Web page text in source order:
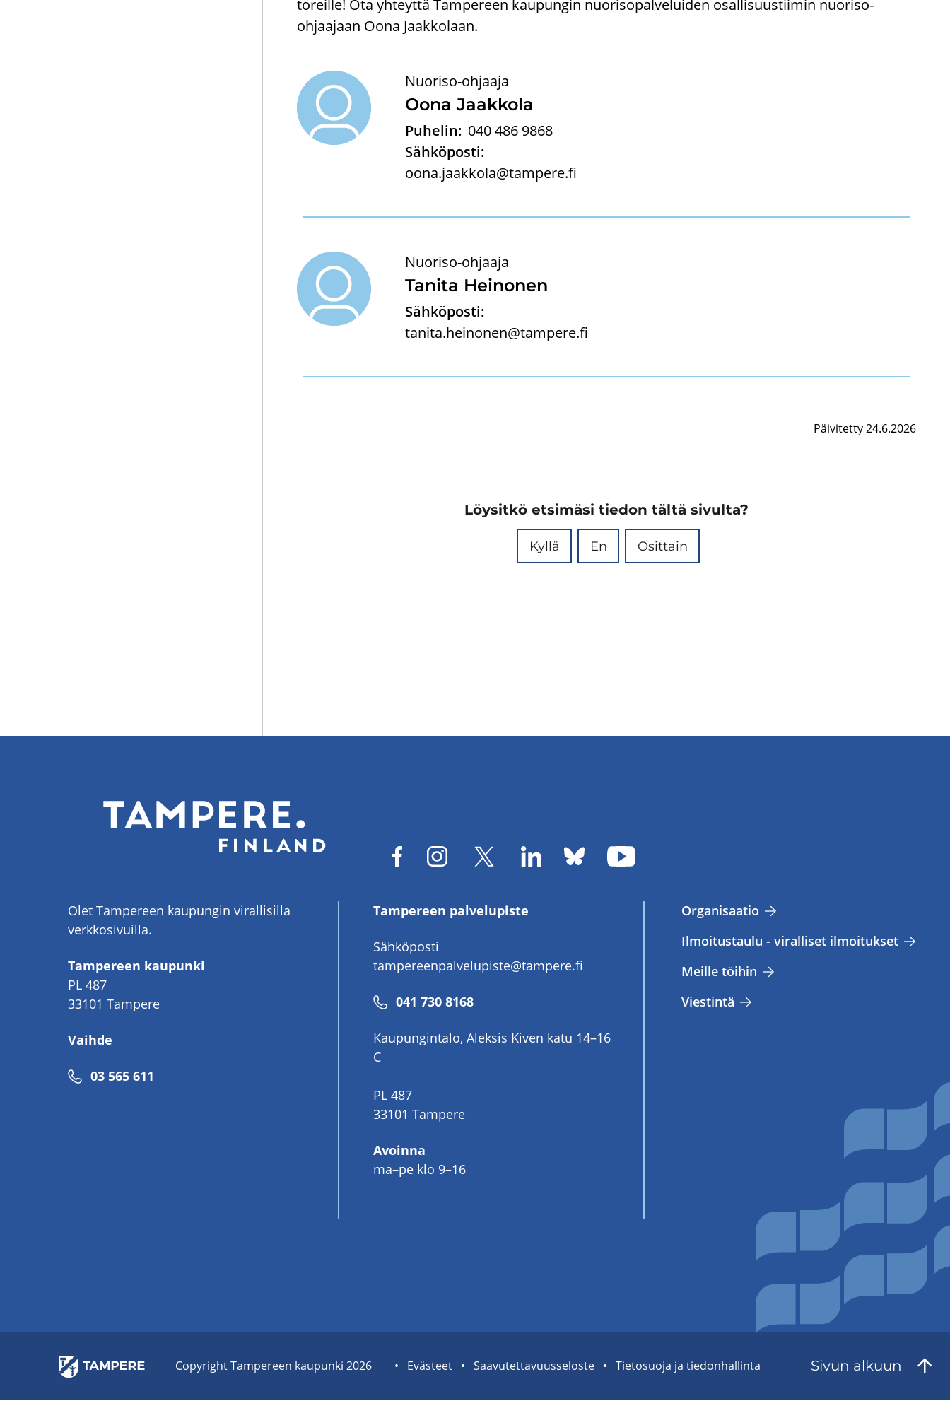
to­reil­le! Ota yh­teyt­tä Tam­pe­reen kau­pun­gin nuo­ri­so­pal­ve­lui­den osal­li­suus­tii­min nuoriso-​
ohjaajaan Oona Jaak­ko­laan.
Oona Jaak­ko­la
Nuoriso-ohjaaja
Puhelin: 040 486 9868
Sähköposti:
oona.jaakkola@tampere.fi
Ta­ni­ta Hei­no­nen
Nuoriso-ohjaaja
Sähköposti:
tanita.heinonen@tampere.fi
Päivitetty 24.6.2026
Löysitkö etsimäsi tiedon tältä sivulta?
Kyllä En Osittain
Olet Tampereen kaupungin virallisilla
verkkosivuilla.
Tampereen kaupunki
PL 487
33101 Tampere
Vaihde
Puhelinnumero
03 565 611
Tampereen palvelupiste
Sähköposti
tampereenpalvelupiste@tampere.fi
Puhelinnumero
041 730 8168
Kaupungintalo, Aleksis Kiven katu 14–16
C
PL 487
33101 Tampere
Avoinna
ma–pe klo 9–16
Or­ga­ni­saa­tio
Il­moi­tus­tau­lu - vi­ral­li­set il­moi­tuk­set
Meil­le töi­hin
Vies­tin­tä
Co­py­right Tam­pe­reen kau­pun­ki 2026
Sivuston
Eväs­teet Saa­vu­tet­ta­vuus­se­los­te Tie­to­suo­ja ja tie­don­hal­lin­ta Sivun al­kuun